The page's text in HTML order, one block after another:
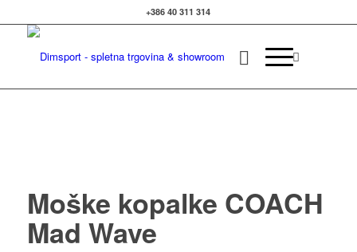
+386 40 311 314
Moške kopalke COACH
Mad Wave
Izvedite več OK, sprejmi piškotke.